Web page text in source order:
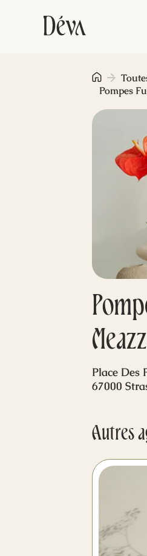
Pompes
Place Des
67000
Autres